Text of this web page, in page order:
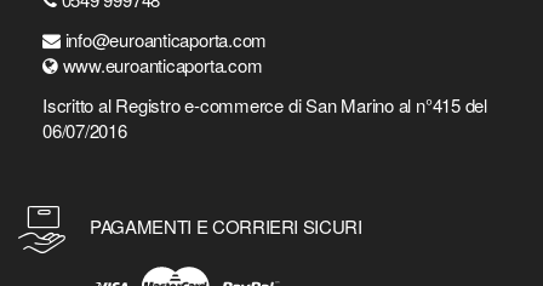
info@euroanticaporta.com
www.euroanticaporta.com
Iscritto al Registro e-commerce di San Marino al n°415 del
06/07/2016
PAGAMENTI E CORRIERI SICURI